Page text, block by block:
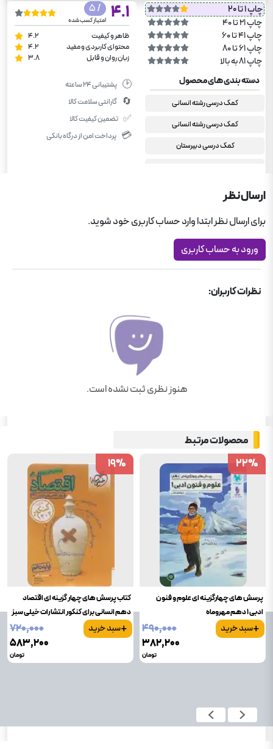
چاپ 1 تا 20
چاپ 21 تا 40
چاپ 41 تا 60
چاپ 61 تا 80
چاپ 81 به بالا
4.1
/ 5
امتیاز کسب شده
ظاهر و کیفیت
4.2
محتوای کاربردی و مفید
4.2
زبان روان و قابل
3.8
دسته بندی های محصول
کمک درسی رشته انسانی
کمک درسی رشته انسانی
کمک درسی دبیرستان
کتاب های آبی قلم چی
ریاضی و آمار دوازدهم انسانی
🕑 پشتیبانی ۲۴ ساعته
🔄 گارانتی سلامت کالا
✅ تضمین کیفیت کالا
💳 پرداخت امن از درگاه بانکی
ارسال نظر
برای ارسال نظر ابتدا وارد حساب کاربری خود شوید.
ورود به حساب کاربری
نظرات کاربران:
هنوز نظری ثبت نشده است.
محصولات مرتبط
پرسش های چهارگزینه ای علوم و فنون
ادبی 1 دهم مهروماه
+سبد خرید
۴۹۰٬۰۰۰
۳۸۲٬۲۰۰
تومان
22%
22%
کتاب پرسش های چهار گزینه ای اقتصاد
دهم انسانی برای کنکور انتشارات خیلی سبز
+سبد خرید
۷۲۰٬۰۰۰
۵۸۳٬۲۰۰
تومان
19%
19%